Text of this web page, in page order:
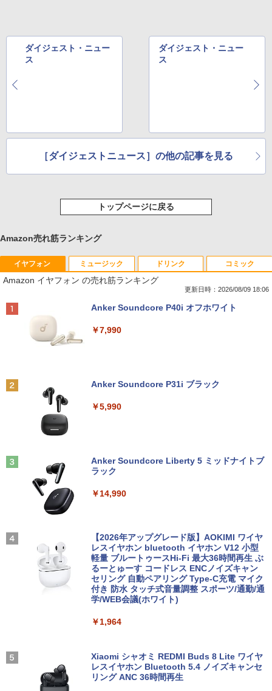
ダイジェスト・ニュー
ス
ダイジェスト・ニュー
ス
［ダイジェストニュース］の他の記事を見る
トップページに戻る
Amazon売れ筋ランキング
イヤフォン
Amazon イヤフォン の売れ筋ランキング
更新日時：2026/08/09 18:06
Anker Soundcore P40i オフホワイト
￥7,990
Anker Soundcore P31i ブラック
￥5,990
Anker Soundcore Liberty 5 ミッドナイトブ
ラック
￥14,990
【2026年アップグレード版】AOKIMI ワイヤ
レスイヤホン bluetooth イヤホン V12 小型
軽量 ブルートゥースHi-Fi 最大36時間再生 ぶ
るーとゅーす コードレス ENCノイズキャン
セリング 自動ペアリング Type-C充電 マイク
付き 防水 タッチ式音量調整 スポーツ/通勤/通
学/WEB会議(ホワイト)
￥1,964
Xiaomi シャオミ REDMI Buds 8 Lite ワイヤ
レスイヤホン Bluetooth 5.4 ノイズキャンセ
リング ANC 36時間再生
ミュージック ドリンク コミック